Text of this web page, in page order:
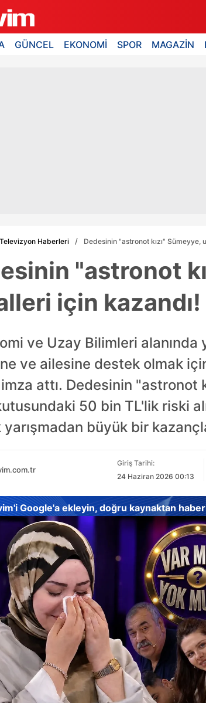
GÜNCEL EKONOMİ SPOR MAGAZİN
Televizyon Haberleri Dedesinin "astronot kızı" Sümeyye,
"astronot
için kazandı!
ve Uzay Bilimleri
ve ailesine destek olmak
attı. Dedesinin "astronot
50 bin TL'lik riski
büyük bir
Giriş Tarihi:
24 Haziran 2026 00:13
Google'a ekleyin, doğru kaynaktan